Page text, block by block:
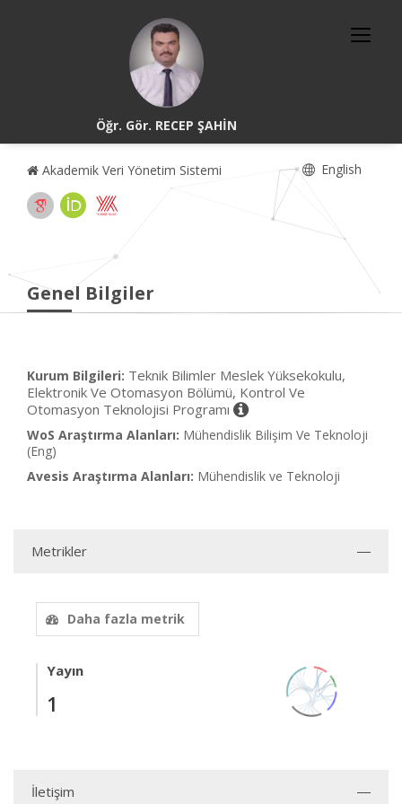
Öğr. Gör. RECEP ŞAHİN
Akademik Veri Yönetim Sistemi English
Genel Bilgiler
Kurum Bilgileri: Teknik Bilimler Meslek Yüksekokulu,
Elektronik Ve Otomasyon Bölümü, Kontrol Ve
Otomasyon Teknolojisi Programı
WoS Araştırma Alanları: Mühendislik Bilişim Ve Teknoloji
(Eng)
Avesis Araştırma Alanları: Mühendislik ve Teknoloji
Metrikler
Daha fazla metrik
Yayın
1
İletişim